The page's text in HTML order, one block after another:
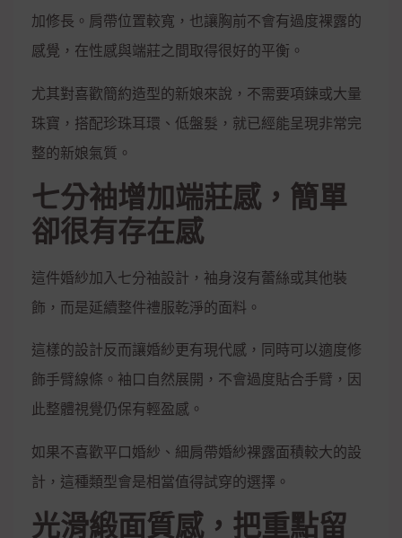
加修長。肩帶位置較寬，也讓胸前不會有過度裸露的
感覺，在性感與端莊之間取得很好的平衡。
尤其對喜歡簡約造型的新娘來說，不需要項鍊或大量
珠寶，搭配珍珠耳環、低盤髮，就已經能呈現非常完
整的新娘氣質。
七分袖增加端莊感，簡單
卻很有存在感
這件婚紗加入七分袖設計，袖身沒有蕾絲或其他裝
飾，而是延續整件禮服乾淨的面料。
這樣的設計反而讓婚紗更有現代感，同時可以適度修
飾手臂線條。袖口自然展開，不會過度貼合手臂，因
此整體視覺仍保有輕盈感。
如果不喜歡平口婚紗、細肩帶婚紗裸露面積較大的設
計，這種類型會是相當值得試穿的選擇。
光滑緞面質感，把重點留